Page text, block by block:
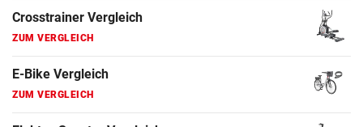
E-Bike Vergleich
Elektro-Scooter Vergleich
Ergometer Vergleich